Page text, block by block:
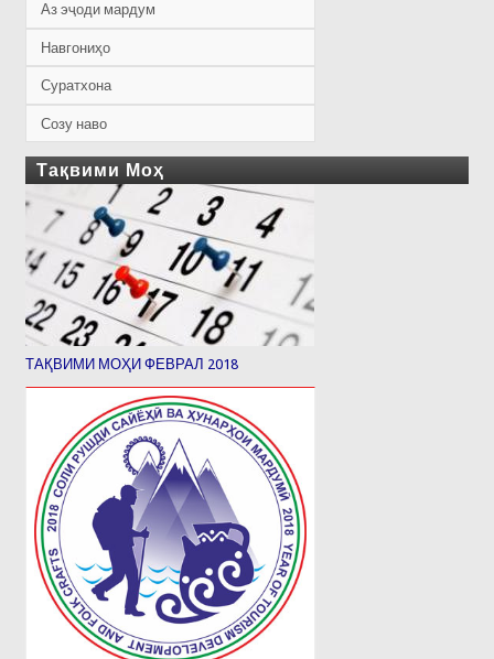
Аз эҷоди мардум
Навгониҳо
Суратхона
Созу наво
Тақвими Моҳ
ТАҚВИМИ МОҲИ ФЕВРАЛ 2018